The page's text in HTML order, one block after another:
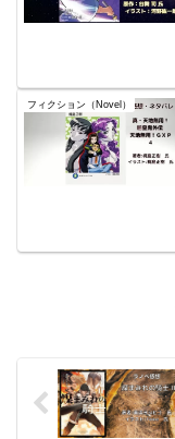
フィクション（Novel）